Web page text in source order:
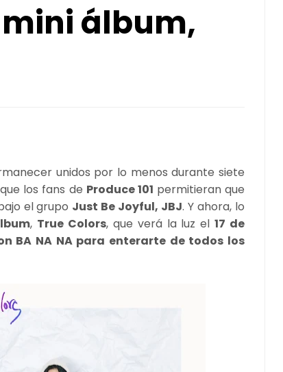
álbum,
unidos por lo menos durante siete
los fans de Produce 101 permitieran que
el grupo Just Be Joyful, JBJ. Y ahora, lo
, True Colors, que verá la luz el17 de
BA NA NA para enterarte de todos los